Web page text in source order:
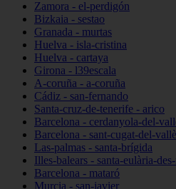
Zamora - el-perdigón
Bizkaia - sestao
Granada - murtas
Huelva - isla-cristina
Huelva - cartaya
Girona - l39escala
A-coruña - a-coruña
Cádiz - san-fernando
Santa-cruz-de-tenerife - arico
Barcelona - cerdanyola-del-
Barcelona - sant-cugat-del-
Las-palmas - santa-brígida
Illes-balears - santa-eulària-
Barcelona - mataró
Murcia - san-javier